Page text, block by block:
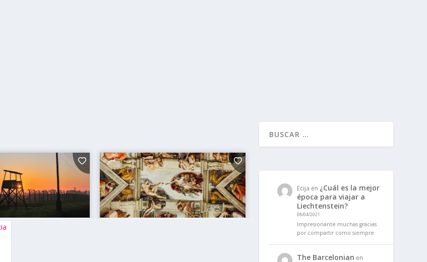
Ecija en ¿Cuál es la mejor
época para viajar a
Liechtenstein?
08/04/2021
Impresionante muchas gracias
por compartir como siempre
The Barcelonian en